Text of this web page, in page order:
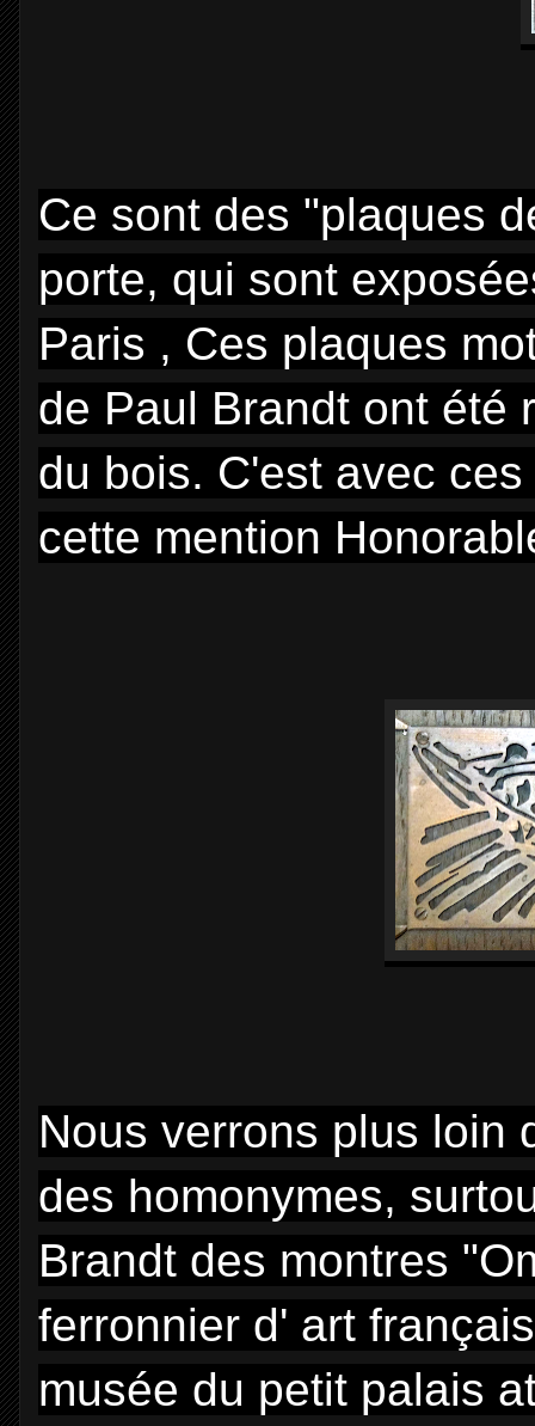
Ce sont des "plaques
porte, qui sont
Paris , Ces plaques
de Paul Brandt ont été
du bois. C'est avec
cette mention
Nous verrons plus loin
des homonymes,
Brandt des montres
ferronnier d' art
musée du petit palais